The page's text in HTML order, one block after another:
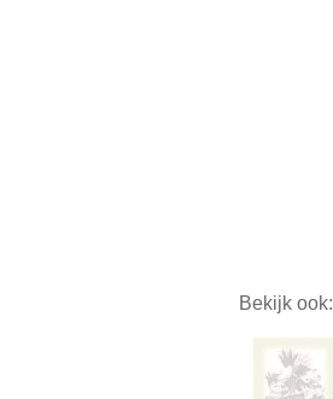
Bekijk ook: